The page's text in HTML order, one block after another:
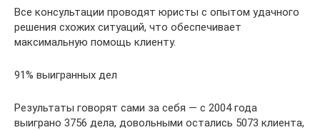
Все консультации проводят юристы с опытом удачного
решения схожих ситуаций, что обеспечивает
максимальную помощь клиенту.
91% выигранных дел
Результаты говорят сами за себя — с 2004 года
выиграно 3756 дела, довольными остались 5073 клиента,